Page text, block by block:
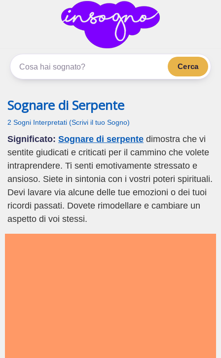
inSogno.com
I sogni significano di più
Cerca
Sognare di Serpente
2 Sogni Interpretati (Scrivi il tuo Sogno)
Significato: Sognare di serpente dimostra che vi
sentite giudicati e criticati per il cammino che volete
intraprendere. Ti senti emotivamente stressato e
ansioso. Siete in sintonia con i vostri poteri spirituali.
Devi lavare via alcune delle tue emozioni o dei tuoi
ricordi passati. Dovete rimodellare e cambiare un
aspetto di voi stessi.